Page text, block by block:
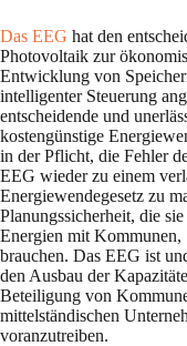
Das EEG hat den
Photovoltaik zur
Entwicklung von
intelligenter Steuerung
entscheidende und
kostengünstige
in der Pflicht, die Fehler
EEG wieder zu einem
Energiewendegesetz zu
Planungssicherheit, die
Energien mit
brauchen. Das EEG ist
den Ausbau der
Beteiligung von
mittelständischen
voranzutreiben.